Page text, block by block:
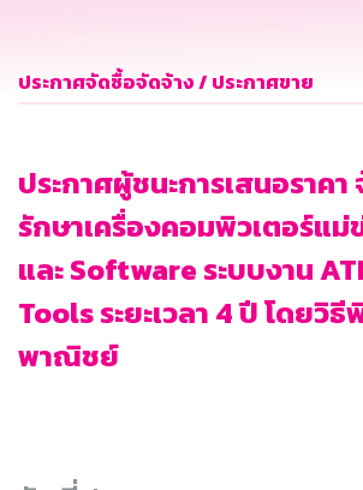
ประกาศจัดซื้อจัดจ้าง / ประกาศขาย
ประกาศผู้ชนะการเสนอราคา
รักษาเครื่องคอมพิวเตอร์แ
และ Software ระบบงาน
Tools ระยะเวลา 4 ปี โดยวิ
พาณิชย์